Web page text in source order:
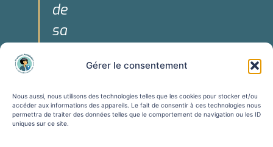
Gérer le consentement
Nous aussi, nous utilisons des technologies telles que les cookies pour stocker et/ou
accéder aux informations des appareils. Le fait de consentir à ces technologies nous
permettra de traiter des données telles que le comportement de navigation ou les ID
uniques sur ce site.
de
sa
Déclaration
Universelle
des Droits